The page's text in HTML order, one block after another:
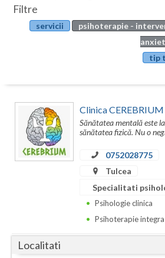
Botosani
Bucuresti
Buzau
Calarasi
Caras-Severin
Dambovita
Articole
Evenimente
Filtre
servicii
psihoterapie -
tip
Clinica CEREBRIUM
Sănătatea mentală este
sănătatea fizică. Nu o
0752028775
Tulcea
Specialitati
Psihologie clinica
Psihoterapie
Localitati